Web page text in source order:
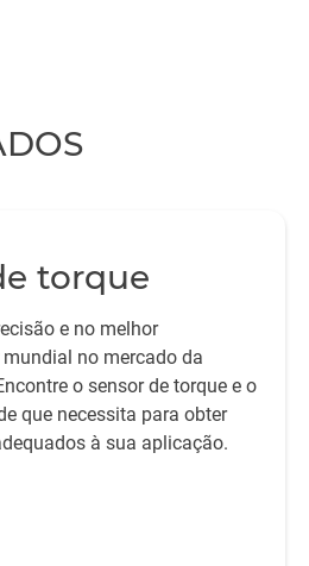
torque
e no melhor
no mercado da
o sensor de torque e o
que necessita para obter
à sua aplicação.